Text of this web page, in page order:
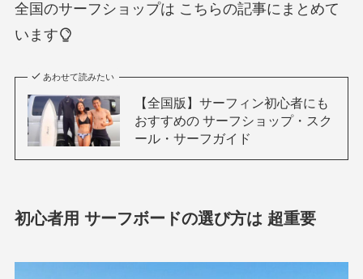
全国のサーフショップは こちらの記事にまとめて
います
あわせて読みたい
【全国版】サーフィン初心者にも
おすすめの サーフショップ・スク
ール・サーフガイド
初心者用 サーフボードの選び方は 超重要